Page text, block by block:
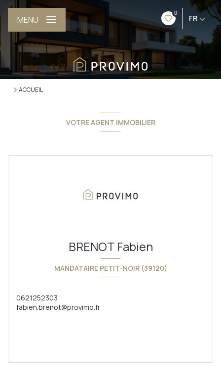
0
FR
MENU
ACCUEIL
VOTRE AGENT IMMOBILIER
BRENOT Fabien
MANDATAIRE PETIT-NOIR (39120)
0621252303
fabien.brenot@provimo.fr